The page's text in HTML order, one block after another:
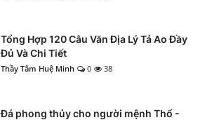
Tổng Hợp 120 Câu Văn Địa Lý Tả Ao Đầy
Đủ Và Chi Tiết
Thầy Tâm Huệ Minh 0 38
Đá phong thủy cho người mệnh Thổ -